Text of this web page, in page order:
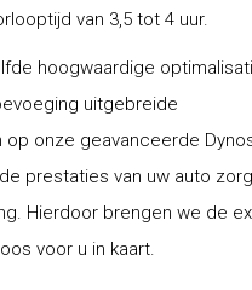
van 3,5 tot 4 uur.
hoogwaardige
uitgebreide
onze geavanceerde
prestaties van uw auto
Hierdoor brengen we de
voor u in kaart.